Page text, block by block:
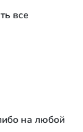
все
на любой